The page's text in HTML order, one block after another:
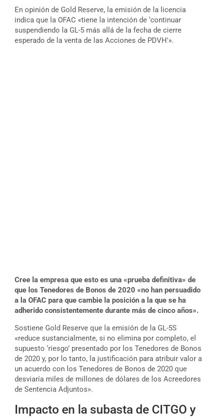
En opinión de Gold Reserve, la emisión de la licencia
indica que la OFAC «tiene la intención de ‘continuar
suspendiendo la GL-5 más allá de la fecha de cierre
esperado de la venta de las Acciones de PDVH'».
Cree la empresa que esto es una «prueba definitiva» de
que los Tenedores de Bonos de 2020 «no han persuadido
a la OFAC para que cambie la posición a la que se ha
adherido consistentemente durante más de cinco años».
Sostiene Gold Reserve que la emisión de la GL-5S
«reduce sustancialmente, si no elimina por completo, el
supuesto ‘riesgo’ presentado por los Tenedores de Bonos
de 2020 y, por lo tanto, la justificación para atribuir valor a
un acuerdo con los Tenedores de Bonos de 2020 que
desviaría miles de millones de dólares de los Acreedores
de Sentencia Adjuntos».
Impacto en la subasta de CITGO y